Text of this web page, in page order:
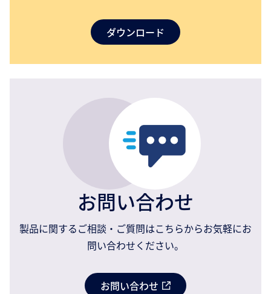
ダウンロード
お問い合わせ
製品に関するご相談・ご質問はこちらからお気軽にお
問い合わせください。
お問い合わせ